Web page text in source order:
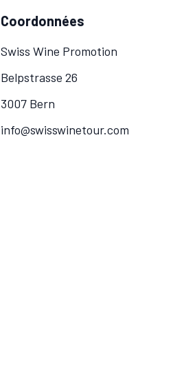
Coordonnées
Swiss Wine Promotion
Belpstrasse 26
3007 Bern
info@swisswinetour.com